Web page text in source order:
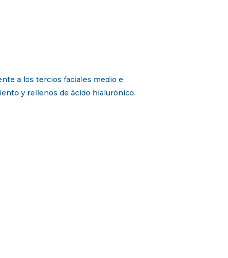
a los tercios faciales medio e
y rellenos de ácido hialurónico.